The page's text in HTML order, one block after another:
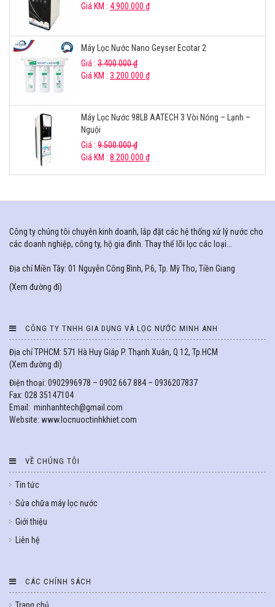
Giá KM : 4.900.000 ₫
Máy Lọc Nước Nano Geyser Ecotar 2
Giá : 3.400.000₫
Giá KM : 3.200.000 ₫
Máy Lọc Nước 98LB AATECH 3 Vòi Nóng – Lạnh –
Nguội
Giá : 9.500.000₫
Giá KM : 8.200.000 ₫
Công ty chúng tôi chuyên kinh doanh, lắp đặt các hệ thống xử lý nước cho
các doanh nghiệp, công ty, hộ gia đình. Thay thế lõi lọc các loại...
Địa chỉ Miền Tây: 01 Nguyễn Công Bình, P.6, Tp. Mỹ Tho, Tiền Giang
(Xem đường đi)
CÔNG TY TNHH GIA DỤNG VÀ LỌC NƯỚC MINH ANH
Địa chỉ TPHCM: 571 Hà Huy Giáp P. Thạnh Xuân, Q 12, Tp.HCM
(Xem đường đi)
Điện thoại: 0902996978 – 0902 667 884 – 0936207837
Fax: 028 35147104
Email: minhanhtech@gmail.com
Website: www.locnuoctinhkhiet.com
VỀ CHÚNG TÔI
Tin tức
Sửa chữa máy lọc nước
Giới thiệu
Liên hệ
CÁC CHÍNH SÁCH